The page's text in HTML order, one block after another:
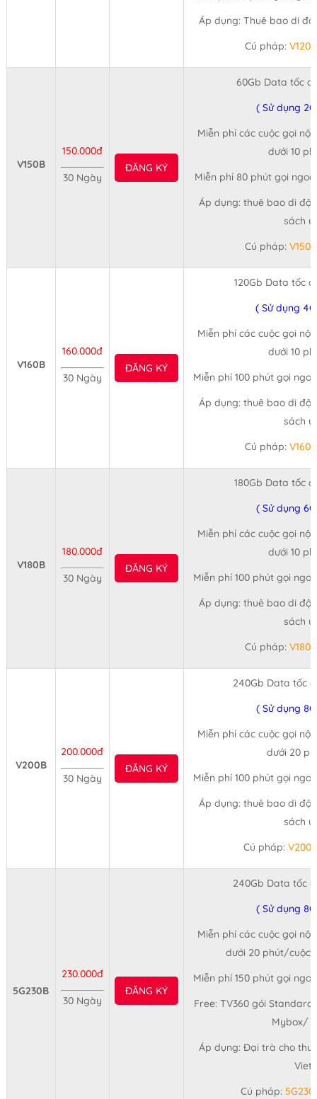
Áp dụng: Thuê bao di
Cú pháp:
V150B
150.000đ
30 Ngày
ĐĂNG KÝ
60Gb Data tốc
( Sử dụng
Miễn phí các cuộc gọi
dưới 10
Miễn phí 80 phút gọi
Áp dụng: thuê bao di
sách
Cú pháp:
V160B
160.000đ
30 Ngày
ĐĂNG KÝ
120Gb Data tốc
( Sử dụng
Miễn phí các cuộc gọi
dưới 10
Miễn phí 100 phút gọi
Áp dụng: thuê bao di
sách
Cú pháp:
V180B
180.000đ
30 Ngày
ĐĂNG KÝ
180Gb Data tốc
( Sử dụng
Miễn phí các cuộc gọi
dưới 10
Miễn phí 100 phút gọi
Áp dụng: thuê bao di
sách
Cú pháp:
V200B
200.000đ
30 Ngày
ĐĂNG KÝ
240Gb Data tốc
( Sử dụng
Miễn phí các cuộc gọi
dưới 20
Miễn phí 100 phút gọi
Áp dụng: thuê bao di
sách
Cú pháp:
5G230B
230.000đ
30 Ngày
ĐĂNG KÝ
240Gb Data tốc
( Sử dụng
Miễn phí các cuộc gọi
dưới 20 phút/cuộc
Miễn phí 150 phút gọi
Free: TV360 gói
Mybox/
Áp dụng: Đại trà cho
Cú pháp: